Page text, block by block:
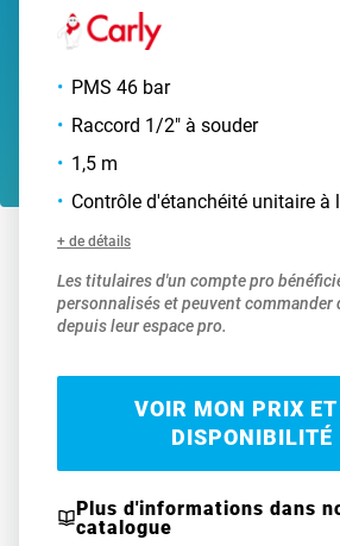
PMS 46 bar
Raccord 1/2" à souder
1,5 m
Contrôle d'étanchéité unitaire à
+ de détails
Les titulaires d'un compte pro
personnalisés et peuvent commander
depuis leur espace pro.
VOIR MON PRIX
DISPONIBILITÉ
Plus d'informations dans
catalogue